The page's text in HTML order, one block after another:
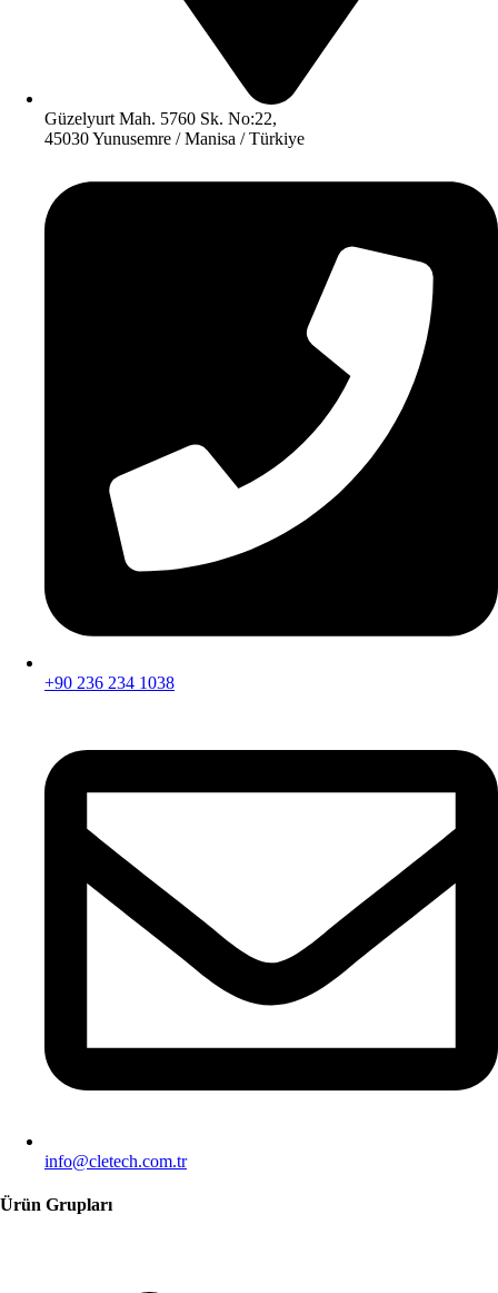
Güzelyurt Mah. 5760 Sk. No:22,
45030 Yunusemre / Manisa / Türkiye
+90 236 234 1038
info@cletech.com.tr
Ürün Grupları